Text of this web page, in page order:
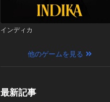
インディカ
他のゲームを見る
最新記事